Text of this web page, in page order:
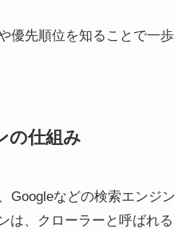
優先順位を知ることで一
の仕組み
Googleなどの検索エンジ
は、クローラーと呼ばれ